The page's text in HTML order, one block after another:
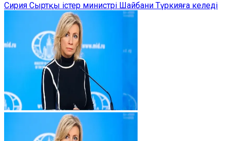
Сирия Сыртқы істер министрі Шайбани Түркияға келеді